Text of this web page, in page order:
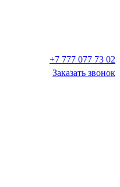
+7 777 077 73 02
Заказать звонок